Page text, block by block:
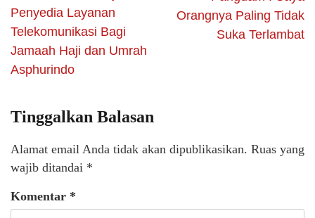
Penyedia Layanan
Telekomunikasi Bagi
Jamaah Haji dan Umrah
Asphurindo
Orangnya Paling Tidak
Suka Terlambat
Tinggalkan Balasan
Alamat email Anda tidak akan dipublikasikan. Ruas yang
wajib ditandai *
Komentar *